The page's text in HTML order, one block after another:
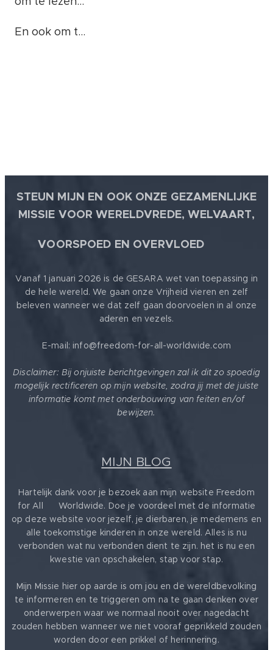
En ook om te
STEUN MIJN EN OOK ONZE GEZAMENLIJKE
MISSIE VOOR WERELDVREDE, WELVAART,
VOORSPOED EN OVERVLOED
Vanaf 1 januari 2026 is de GESARA wet van toepassing in
de hele wereld. We gaan onze Vrijheid vieren en zelf
beleven wanneer we dat zelf gaan doorvoelen in al onze
aderen en vezels.
E-mail: info@freedom-for-all-worldwide.com
Disclaimer: Bij onjuiste berichtgevingen zal ik dit zo spoedig
mogelijk rectificeren op mijn website, zodra jij met de juiste
informatie komt met onderbouwing van feiten en/of
bewijzen.
MIJN BLOG
Hartelijk dank voor je bezoek aan mijn website Freedom
for All ❤️ Worldwide. Doe je voordeel met de informatie
op deze website voor jezelf, je dierbaren, je medemens en
alle toekomstige kinderen in onze wereld. Alles is nu
verbonden wat nu verbonden dient te zijn. het is nu een
kwestie van opschakelen, stap voor stap.
Mijn Missie hier op aarde is om jou en de wereldbevolking
te informeren en te triggeren om na te gaan denken over
onderwerpen waar we normaal nooit over nagedacht
zouden hebben wanneer we niet vooraf geprikkeld zouden
worden door een prikkel of herinnering.